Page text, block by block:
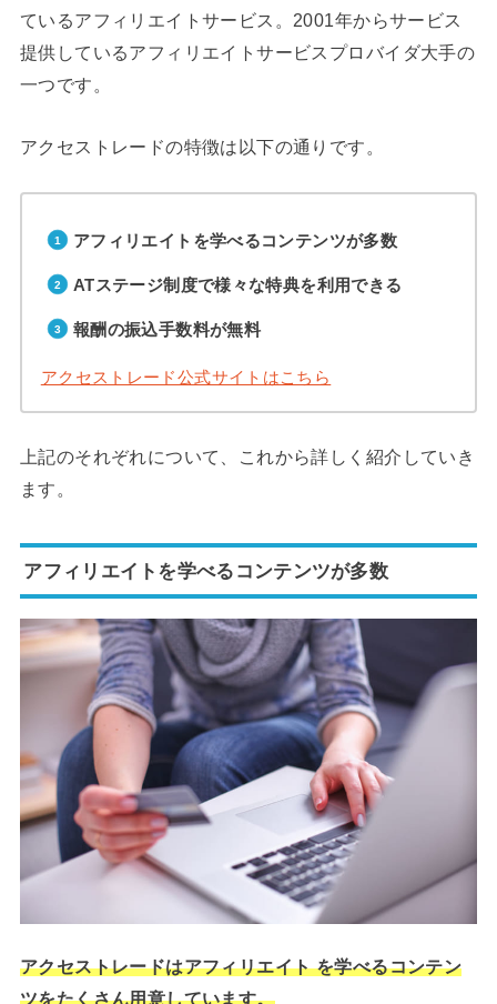
ているアフィリエイトサービス。2001年からサービス
提供しているアフィリエイトサービスプロバイダ大手の
一つです。
アクセストレードの特徴は以下の通りです。
アフィリエイトを学べるコンテンツが多数
ATステージ制度で様々な特典を利用できる
報酬の振込手数料が無料
アクセストレード公式サイトはこちら
上記のそれぞれについて、これから詳しく紹介していき
ます。
アフィリエイトを学べるコンテンツが多数
アクセストレードはアフィリエイト を学べるコンテン
ツをたくさん用意しています。